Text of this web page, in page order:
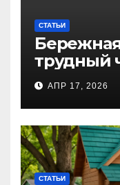
СТАТЬИ
трудный
близкому
АПР 17, 2026
СТАТЬИ